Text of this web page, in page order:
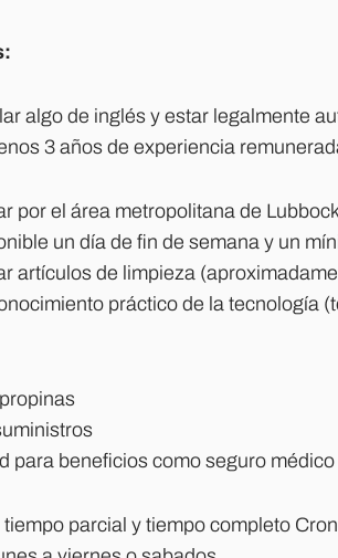
algo de inglés y estar legalmente
3 años de experiencia
por el área metropolitana de
un día de fin de semana y un
artículos de limpieza
práctico de la tecnología
para beneficios como seguro
tiempo parcial y tiempo completo